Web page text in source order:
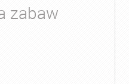
zabaw